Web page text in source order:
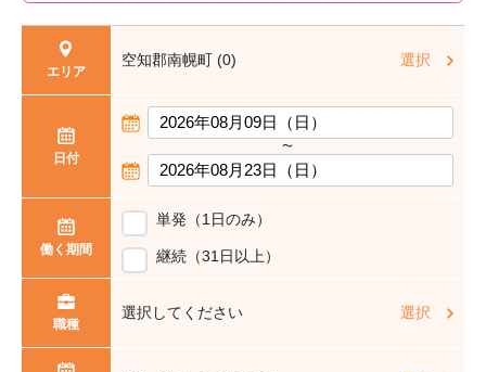
エリア
空知郡南幌町 (0) 選択
日付
〜
働く期間
単発（1日のみ）
継続（31日以上）
職種
選択してください 選択